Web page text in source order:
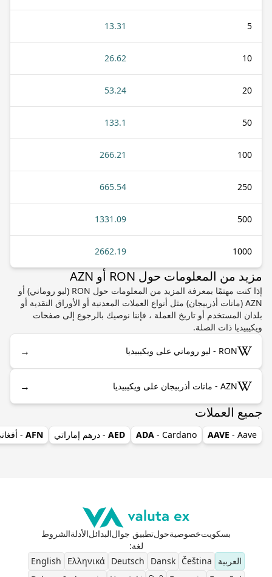
5
13.31
10
26.62
20
53.24
50
133.1
100
266.21
250
665.54
500
1331.09
1000
2662.19
مزيد من المعلومات حول RON أو AZN
إذا كنت مهتمًا بمعرفة المزيد من المعلومات حول RON (ليو روماني) أو
AZN (مانات أذربيجان) مثل أنواع العملات المعدنية أو الأوراق النقدية أو
بلدان المستخدم أو تاريخ العملة ، فإننا نوصيك بالرجوع إلى صفحات
ويكيبيديا ذات الصلة.
RON - ليو روماني على ويكيبيديا →
AZN - مانات أذربيجان على ويكيبيديا →
جميع العملات
AAVE - Aave
ADA - Cardano
AED - درهم إماراتي AFN
-
بسكويتخصوصيةحولتطبيق جوالالبدائلالأدلةالشروط
لغة:
العربية
Čeština
Dansk
Deutsch
Ελληνικά
English